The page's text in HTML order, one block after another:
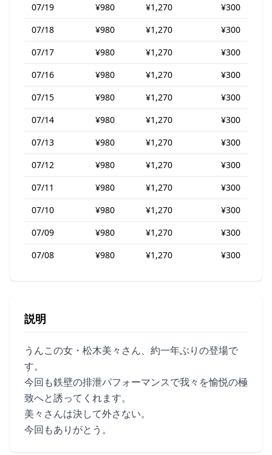
07/19
¥980 ¥1,270
¥300
07/18
¥980 ¥1,270
¥300
07/17
¥980 ¥1,270
¥300
07/16
¥980 ¥1,270
¥300
07/15
¥980 ¥1,270
¥300
07/14
¥980 ¥1,270
¥300
07/13
¥980 ¥1,270
¥300
07/12
¥980 ¥1,270
¥300
07/11
¥980 ¥1,270
¥300
07/10
¥980 ¥1,270
¥300
07/09
¥980 ¥1,270
¥300
07/08
¥980 ¥1,270 ¥300
説明
うんこの女・松木美々さん、約一年ぶりの登場で
す。
今回も鉄壁の排泄パフォーマンスで我々を愉悦の極
致へと誘ってくれます。
美々さんは決して外さない。
今回もありがとう。